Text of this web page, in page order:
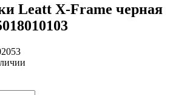
Leatt X-Frame черная